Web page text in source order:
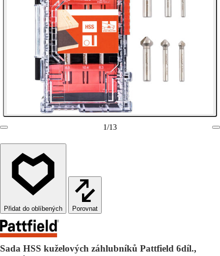
1/13
Porovnat
Sada HSS kuželových záhlubníků Pattfield 6díl.,